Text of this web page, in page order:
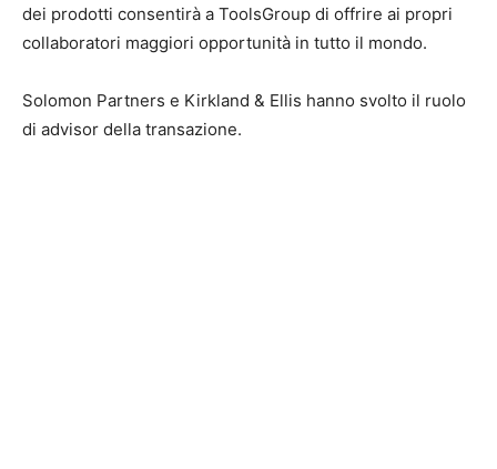
dei prodotti consentirà a ToolsGroup di offrire ai propri
collaboratori maggiori opportunità in tutto il mondo.
Solomon Partners e Kirkland & Ellis hanno svolto il ruolo
di advisor della transazione.